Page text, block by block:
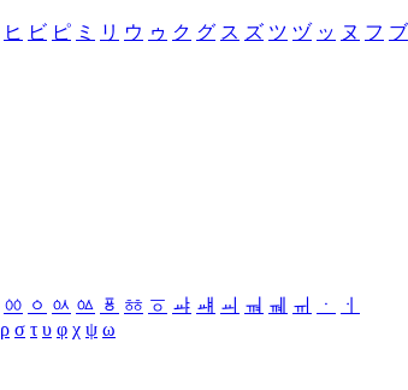
ヒ ビ ピ ミ リ ウ ゥ ク グ ス ズ ツ ヅ ッ ヌ フ ブ
ㆀ ㆁ ㆂ ㆃ ㆄ ㆅ ㆆ ㆇ ㆈ ㆉ ㆊ ㆋ ㆌ ㆍ
ㆎ
ρ σ τ υ φ χ ψ ω